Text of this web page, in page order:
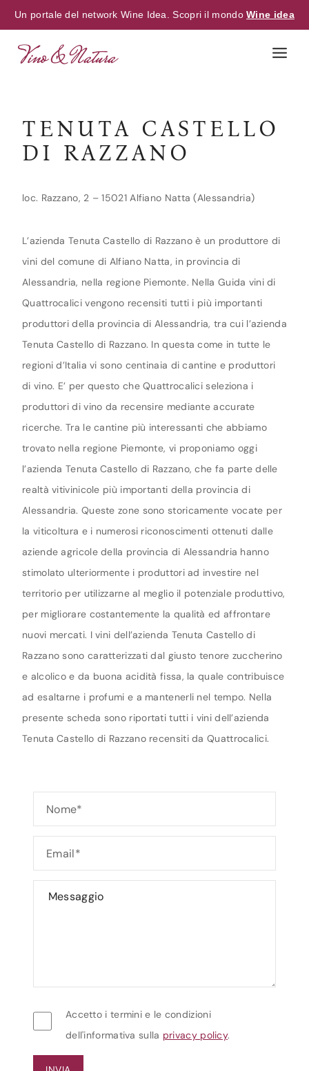
Un portale del network Wine Idea. Scopri il mondoWine idea
TENUTA CASTELLO
DI RAZZANO
loc. Razzano, 2 – 15021 Alfiano Natta (Alessandria)
L’azienda Tenuta Castello di Razzano è un produttore di
vini del comune di Alfiano Natta, in provincia di
Alessandria, nella regione Piemonte. Nella Guida vini di
Quattrocalici vengono recensiti tutti i più importanti
produttori della provincia di Alessandria, tra cui l’azienda
Tenuta Castello di Razzano. In questa come in tutte le
regioni d’Italia vi sono centinaia di cantine e produttori
di vino. E’ per questo che Quattrocalici seleziona i
produttori di vino da recensire mediante accurate
ricerche. Tra le cantine più interessanti che abbiamo
trovato nella regione Piemonte, vi proponiamo oggi
l’azienda Tenuta Castello di Razzano, che fa parte delle
realtà vitivinicole più importanti della provincia di
Alessandria. Queste zone sono storicamente vocate per
la viticoltura e i numerosi riconoscimenti ottenuti dalle
aziende agricole della provincia di Alessandria hanno
stimolato ulteriormente i produttori ad investire nel
territorio per utilizzarne al meglio il potenziale produttivo,
per migliorare costantemente la qualità ed affrontare
nuovi mercati. I vini dell’azienda Tenuta Castello di
Razzano sono caratterizzati dal giusto tenore zuccherino
e alcolico e da buona acidità fissa, la quale contribuisce
ad esaltarne i profumi e a mantenerli nel tempo. Nella
presente scheda sono riportati tutti i vini dell’azienda
Tenuta Castello di Razzano recensiti da Quattrocalici.
Accetto i termini e le condizioni
dell'informativa sulla privacy policy.